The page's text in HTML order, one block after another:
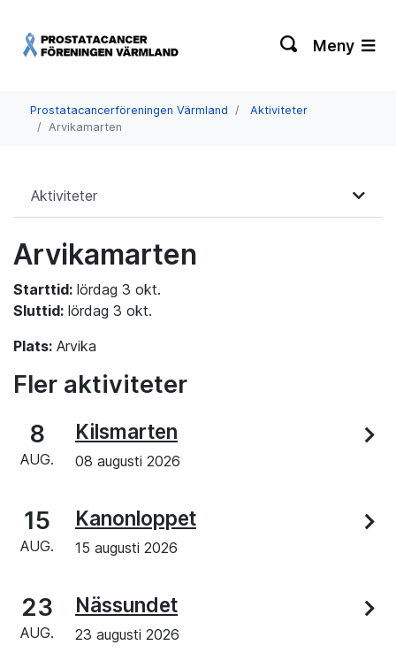
Meny
Prostatacancerföreningen Värmland
Aktiviteter
Arvikamarten
Aktiviteter
Arvikamarten
Starttid: lördag 3 okt.
Sluttid: lördag 3 okt.
Plats: Arvika
Fler aktiviteter
8
AUG.
Kilsmarten
08 augusti 2026
15
AUG.
Kanonloppet
15 augusti 2026
23
AUG.
Nässundet
23 augusti 2026